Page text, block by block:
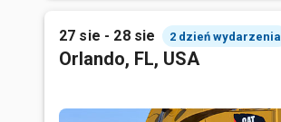
27 sie - 28 sie 2 dzień wydarzenia
Orlando, FL, USA